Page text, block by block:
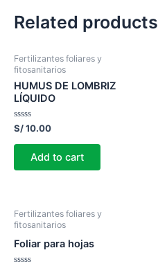
Related products
Fertilizantes foliares y
fitosanitarios
HUMUS DE LOMBRIZ
LÍQUIDO
Rated
out
S/10.00
Add to cart
Fertilizantes foliares y
fitosanitarios
Foliar para hojas